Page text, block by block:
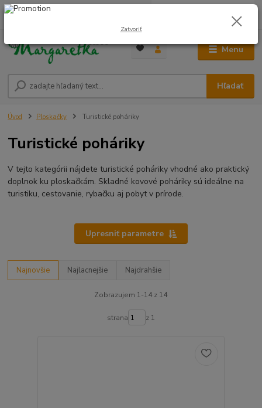
Menu
Hľadať
0948 236 042
0,00 €
Úvod Ploskačky Turistické poháriky
Turistické poháriky
V tejto kategórii nájdete turistické poháriky vhodné ako praktický
doplnok ku ploskačkám. Skladné kovové poháriky sú ideálne na
turistiku, cestovanie, rybačku aj pobyt v prírode.
Upresniť parametre
Najnovšie Najlacnejšie Najdrahšie
Zobrazujem 1-14 z 14
strana z 1
Zatvoriť